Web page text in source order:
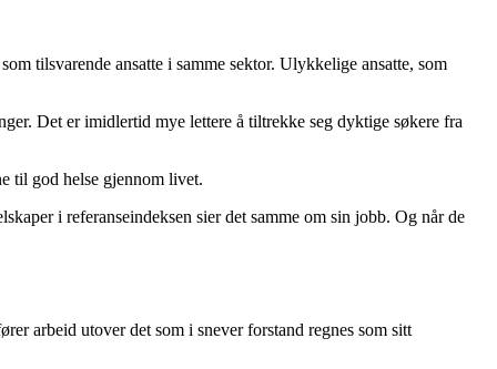
tilsvarende ansatte i samme sektor. Ulykkelige ansatte, som
Det er imidlertid mye lettere å tiltrekke seg dyktige søkere fra
til god helse gjennom livet.
i referanseindeksen sier det samme om sin jobb. Og når de
arbeid utover det som i snever forstand regnes som sitt